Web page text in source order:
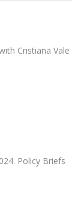
Cristiana Vale
Policy Briefs